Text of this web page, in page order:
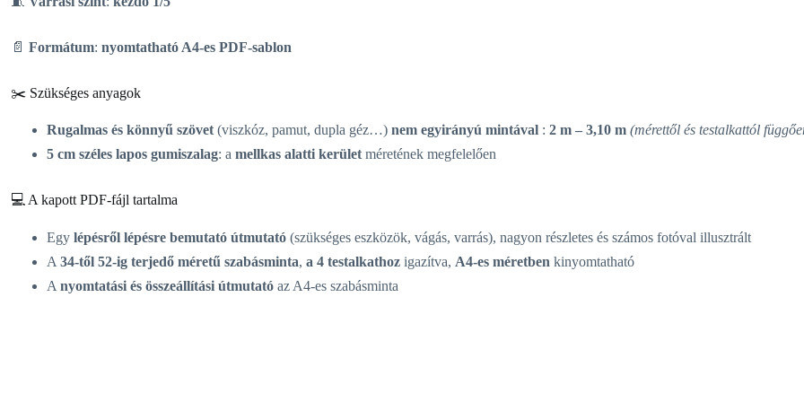
📄 Formátum: nyomtatható A4-es PDF-sablon
✂️ Szükséges anyagok
Rugalmas és könnyű szövet(viszkóz, pamut, dupla géz…) nem egyirányú mintával : 2 m – 3,10 m (mérettől és testalkattól
5 cm széles lapos gumiszalag: a mellkas alatti kerületméretének megfelelően
💻 A kapott PDF-fájl tartalma
Egy lépésről lépésre bemutató útmutató (szükséges eszközök, vágás, varrás), nagyon részletes és számos fotóval illusztrált
A 34-től 52-ig terjedő méretű szabásminta, a 4 testalkathoz igazítva, A4-es méretben kinyomtatható
A nyomtatási és összeállítási útmutató az A4-es szabásminta